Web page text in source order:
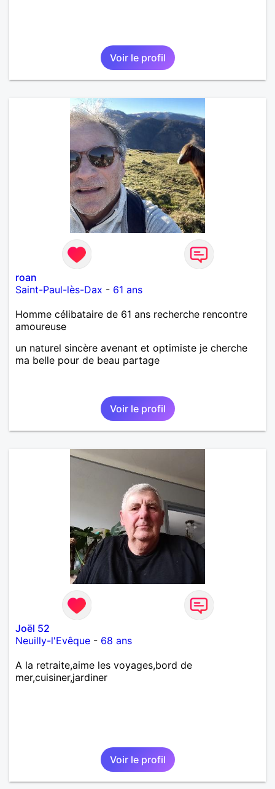
Voir le profil
roan
Saint-Paul-lès-Dax - 61 ans
Homme célibataire de 61 ans recherche rencontre
amoureuse
un naturel sincère avenant et optimiste je cherche
ma belle pour de beau partage
Voir le profil
Joël 52
Neuilly-l'Evêque - 68 ans
A la retraite,aime les voyages,bord de
mer,cuisiner,jardiner
Voir le profil